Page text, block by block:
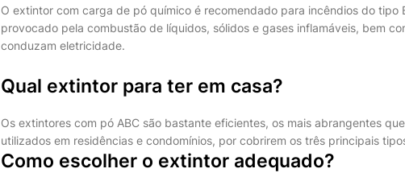
O extintor com carga de pó químico é recomendado para incêndios do tipo
provocado pela combustão de líquidos, sólidos e gases inflamáveis, bem
conduzam eletricidade.
Qual extintor para ter em casa?
Os extintores com pó ABC são bastante eficientes, os mais abrangentes
utilizados em residências e condomínios, por cobrirem os três principais
Como escolher o extintor adequado?